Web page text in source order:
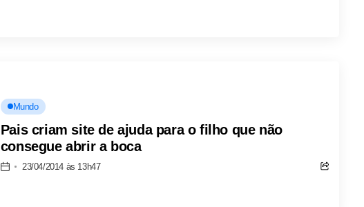
Mundo
Pais criam site de ajuda para o filho que não
consegue abrir a boca
23/04/2014 às 13h47